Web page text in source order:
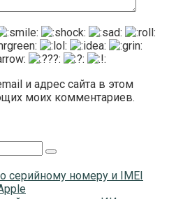
и адрес сайта в этом
моих комментариев.
серийному номеру и IMEI